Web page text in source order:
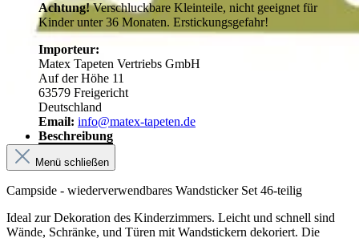
Achtung!Verschluckbare Kleinteile, nicht geeignet für
Kinder unter 36 Monaten. Erstickungsgefahr!
Importeur:
Matex Tapeten Vertriebs GmbH
Auf der Höhe 11
63579 Freigericht
Deutschland
Email: info@matex-tapeten.de
Beschreibung
Menü schließen
Campside - wiederverwendbares Wandsticker Set 46-teilig
Ideal zur Dekoration des Kinderzimmers. Leicht und schnell sind
Wände, Schränke, und Türen mit Wandstickern dekoriert. Die